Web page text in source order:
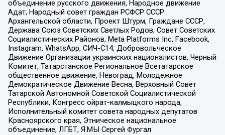
объединение русского движения, Народное движение
Адат, Народный совет граждан РСФСР СССР
Архангельской области, Проект Штурм, Граждане СССР,
Держава Союз Советских Светлых Родов, Совет Советских
Социалистических Районов, Meta Platforms Inc, Facebook,
Instagram, WhatsApp, СИЧ-С14, Добровольческое
Движение Организации украинских националистов, Черный
Комитет, Татарстанское Региональное Всетатарское
общественное движение, Невоград, Молодежное
Демократическое Движение Весна, Верховный Совет
Татарской Автономной Советской Социалистической
Республики, Конгресс ойрат-калмыцкого народа,
Исполнительный комитет совета народных депутатов
Красноярского края, Этническое национальное
объединение, ЛГБТ, Я.МЫ Сергей Фургал